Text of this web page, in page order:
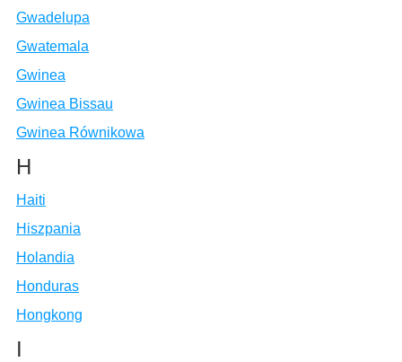
Gwadelupa
Gwatemala
Gwinea
Gwinea Bissau
Gwinea Równikowa
H
Haiti
Hiszpania
Holandia
Honduras
Hongkong
I